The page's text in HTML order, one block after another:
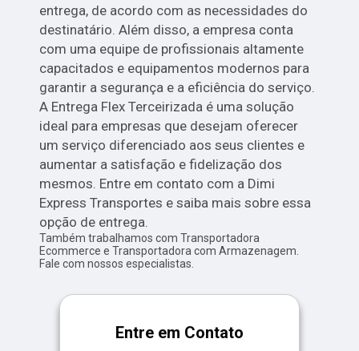
entrega, de acordo com as necessidades do
destinatário. Além disso, a empresa conta
com uma equipe de profissionais altamente
capacitados e equipamentos modernos para
garantir a segurança e a eficiência do serviço.
A Entrega Flex Terceirizada é uma solução
ideal para empresas que desejam oferecer
um serviço diferenciado aos seus clientes e
aumentar a satisfação e fidelização dos
mesmos. Entre em contato com a Dimi
Express Transportes e saiba mais sobre essa
opção de entrega.
Também trabalhamos com Transportadora
Ecommerce e Transportadora com Armazenagem.
Fale com nossos especialistas.
Entre em Contato